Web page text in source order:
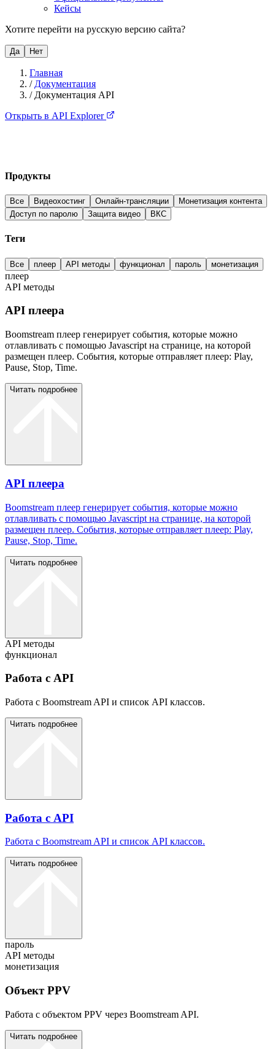
Кейсы
Хотите перейти на русскую версию сайта?
Да Нет
Главная
/ Документация
/ Документация API
Открыть в API Explorer
Продукты
Все Видеохостинг Онлайн-трансляции
Монетизация контента
Доступ по паролю
Защита видео ВКС
Теги
Все плеер API методы функционал пароль монетизация
плеер
API методы
API плеера
Boomstream плеер генерирует события, которые можно
отлавливать с помощью Javascript на странице, на которой
размещен плеер. События, которые отправляет плеер: Play,
Pause, Stop, Time.
Читать подробнее
API плеера
Boomstream плеер генерирует события, которые можно
отлавливать с помощью Javascript на странице, на которой
размещен плеер. События, которые отправляет плеер: Play,
Pause, Stop, Time.
Читать подробнее
API методы
функционал
Работа с API
Работа с Boomstream API и cписок API классов.
Читать подробнее
Работа с API
Работа с Boomstream API и cписок API классов.
Читать подробнее
пароль
API методы
монетизация
Объект PPV
Работа с объектом PPV через Boomstream API.
Читать подробнее